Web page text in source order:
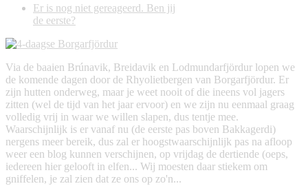
Er is nog niet gereageerd. Ben jij
de eerste?
Via de baaien Brúnavik, Breidavik en Lodmundarfjördur lopen we
de komende dagen door de Rhyolietbergen van Borgarfjördur. Er
zijn hutten onderweg, maar je weet nooit of die ineens vol jagers
zitten (wel de tijd van het jaar ervoor) en we zijn nu eenmaal graag
volledig vrij in waar we willen slapen, dus tentje mee.
Waarschijnlijk is er vanaf nu (de eerste pas boven Bakkagerdi)
nergens meer bereik, dus zal er hoogstwaarschijnlijk pas na afloop
weer een blog kunnen verschijnen, op vrijdag de dertiende (oeps,
iedereen hier gelooft in elfen... Wij moesten daar stiekem om
gniffelen, je zal zien dat ze ons op zo'n...